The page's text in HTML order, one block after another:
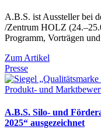
A.B.S. ist Aussteller bei
/Zentrum HOLZ
Programm, Vorträgen
Zum Artikel
Presse
A.B.S. Silo- und
2025“ ausgezeichnet